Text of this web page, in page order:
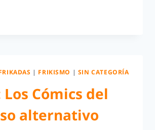
| FRIKISMO | SIN CATEGORÍA
Cómics del
alternativo